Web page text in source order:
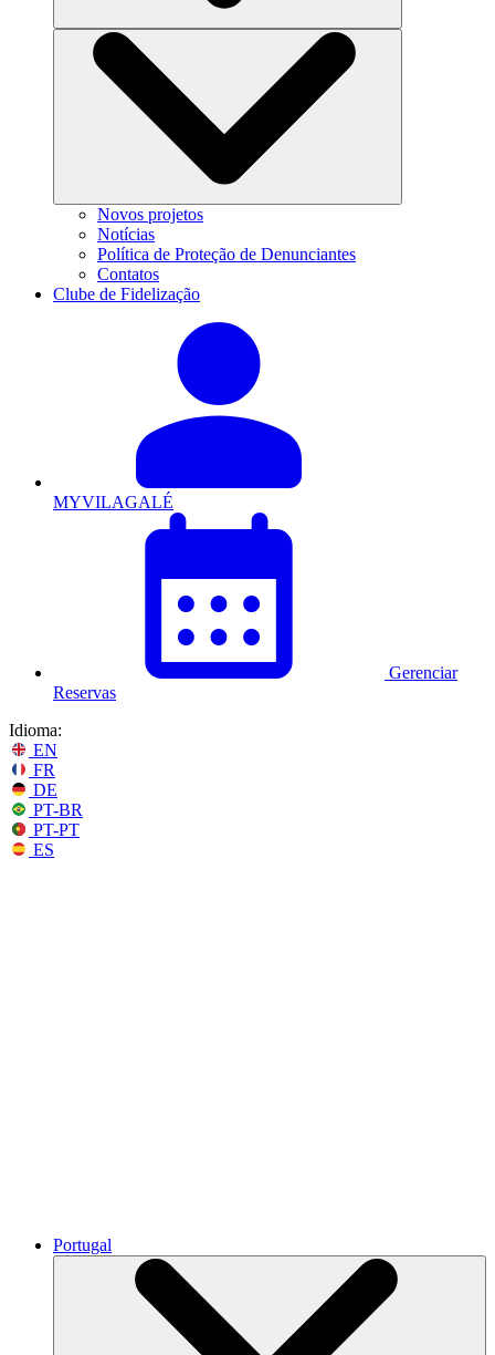
Novos projetos
Notícias
Política de Proteção de Denunciantes
Contatos
Clube de Fidelização
MYVILAGALÉ
Gerenciar
Reservas
Idioma:
EN
FR
DE
PT-BR
PT-PT
ES
Portugal